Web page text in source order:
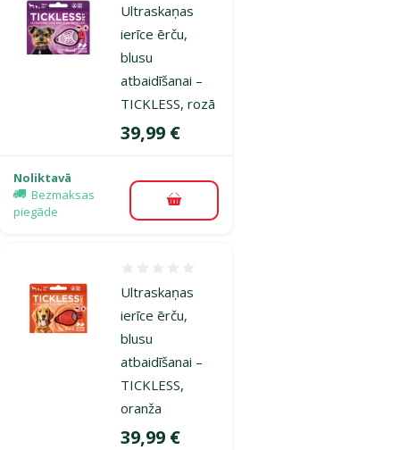
Ultraskaņas
ierīce ērču,
blusu
atbaidīšanai –
TICKLESS, rozā
Cena
39,99 €
Noliktavā
Bezmaksas
piegāde
Pievienot grozam
Ultraskaņas
ierīce ērču,
blusu
atbaidīšanai –
TICKLESS,
oranža
Cena
39,99 €